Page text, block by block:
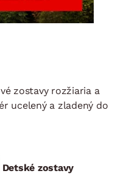
zostavy rozžiaria a
ucelený a zladený do
Detské zostavy